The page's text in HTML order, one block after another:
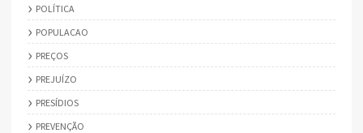
POLÍTICA
POPULACAO
PREÇOS
PREJUÍZO
PRESÍDIOS
PREVENÇÃO